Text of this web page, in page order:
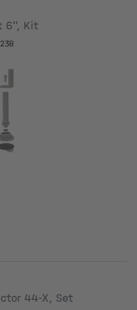
6", Kit
44-X, Set